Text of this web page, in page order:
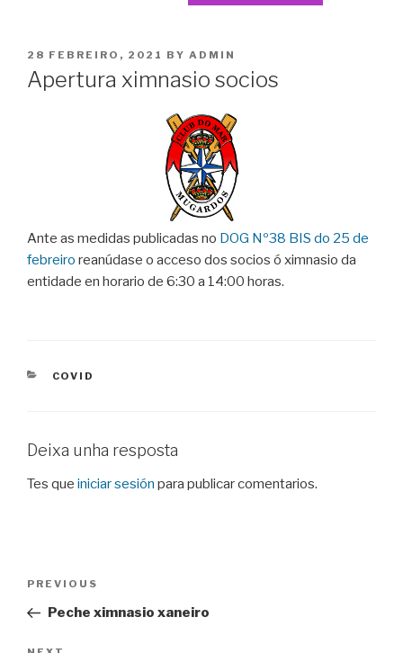
POSTED
ON
28 FEBREIRO, 2021 BY ADMIN
Apertura ximnasio socios
Ante as medidas publicadas no DOG Nº38 BIS do 25 de
febreiro reanúdase o acceso dos socios ó ximnasio da
entidade en horario de 6:30 a 14:00 horas.
CATEGORIES
COVID
Deixa unha resposta
Tes que iniciar sesión para publicar comentarios.
entradas
Previous
Post
PREVIOUS
Peche ximnasio xaneiro